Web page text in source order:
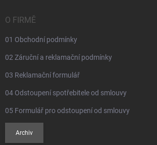
O FIRMĚ
01 Obchodní podmínky
02 Záruční a reklamační podmínky
03 Reklamační formulář
04 Odstoupení spotřebitele od smlouvy
05 Formulář pro odstoupení od smlouvy
Archiv